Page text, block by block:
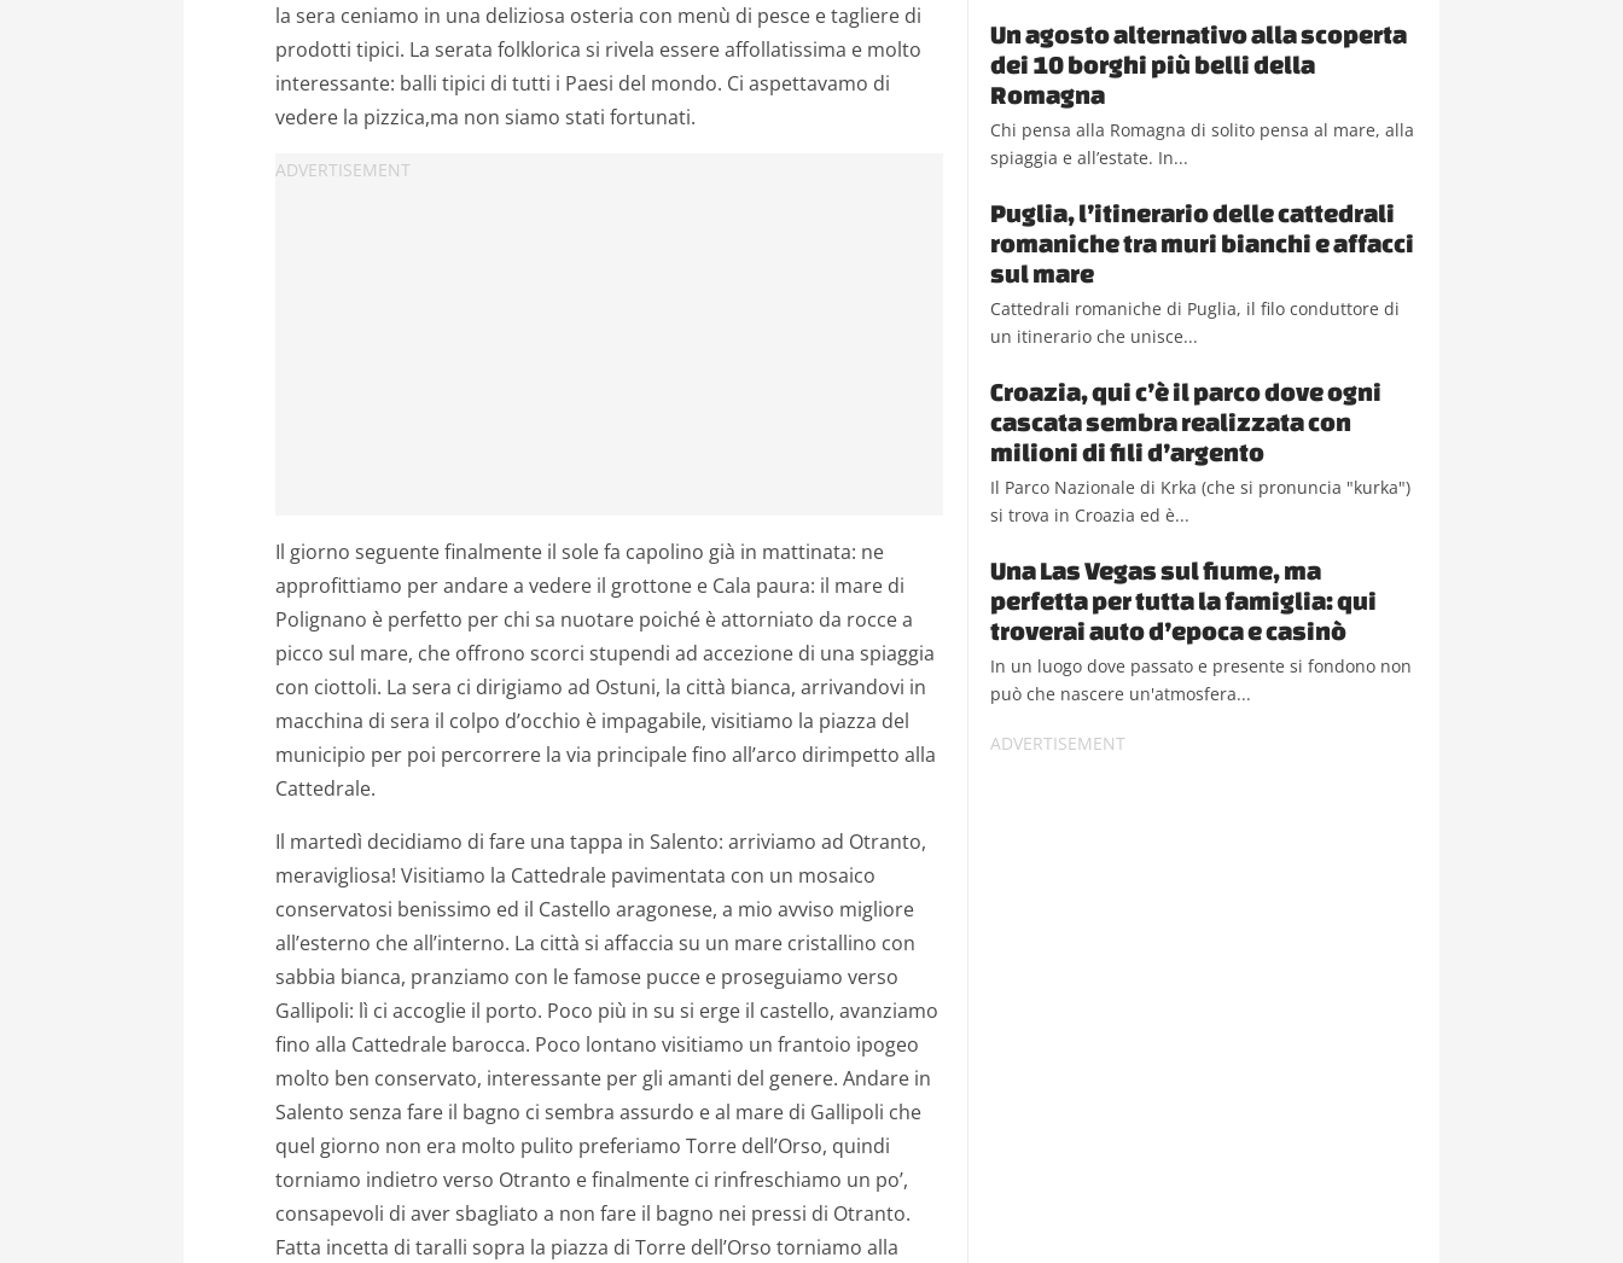
la sera ceniamo in una deliziosa osteria con menù di pesce e tagliere di
prodotti tipici. La serata folklorica si rivela essere affollatissima e molto
interessante: balli tipici di tutti i Paesi del mondo. Ci aspettavamo di
vedere la pizzica,ma non siamo stati fortunati.
Il giorno seguente finalmente il sole fa capolino già in mattinata: ne
approfittiamo per andare a vedere il grottone e Cala paura: il mare di
Polignano è perfetto per chi sa nuotare poiché è attorniato da rocce a
picco sul mare, che offrono scorci stupendi ad accezione di una spiaggia
con ciottoli. La sera ci dirigiamo ad Ostuni, la città bianca, arrivandovi in
macchina di sera il colpo d’occhio è impagabile, visitiamo la piazza del
municipio per poi percorrere la via principale fino all’arco dirimpetto alla
Cattedrale.
Il martedì decidiamo di fare una tappa in Salento: arriviamo ad Otranto,
meravigliosa! Visitiamo la Cattedrale pavimentata con un mosaico
conservatosi benissimo ed il Castello aragonese, a mio avviso migliore
all’esterno che all’interno. La città si affaccia su un mare cristallino con
sabbia bianca, pranziamo con le famose pucce e proseguiamo verso
Gallipoli: lì ci accoglie il porto. Poco più in su si erge il castello, avanziamo
fino alla Cattedrale barocca. Poco lontano visitiamo un frantoio ipogeo
molto ben conservato, interessante per gli amanti del genere. Andare in
Salento senza fare il bagno ci sembra assurdo e al mare di Gallipoli che
quel giorno non era molto pulito preferiamo Torre dell’Orso, quindi
torniamo indietro verso Otranto e finalmente ci rinfreschiamo un po’,
consapevoli di aver sbagliato a non fare il bagno nei pressi di Otranto.
Fatta incetta di taralli sopra la piazza di Torre dell’Orso torniamo alla
Un agosto alternativo alla scoperta
dei 10 borghi più belli della
Romagna
Chi pensa alla Romagna di solito pensa al mare, alla
spiaggia e all’estate. In...
Puglia, l’itinerario delle cattedrali
romaniche tra muri bianchi e affacci
sul mare
Cattedrali romaniche di Puglia, il filo conduttore di
un itinerario che unisce...
Croazia, qui c’è il parco dove ogni
cascata sembra realizzata con
milioni di fili d’argento
Il Parco Nazionale di Krka (che si pronuncia "kurka")
si trova in Croazia ed è...
Una Las Vegas sul fiume, ma
perfetta per tutta la famiglia: qui
troverai auto d’epoca e casinò
In un luogo dove passato e presente si fondono non
può che nascere un'atmosfera...